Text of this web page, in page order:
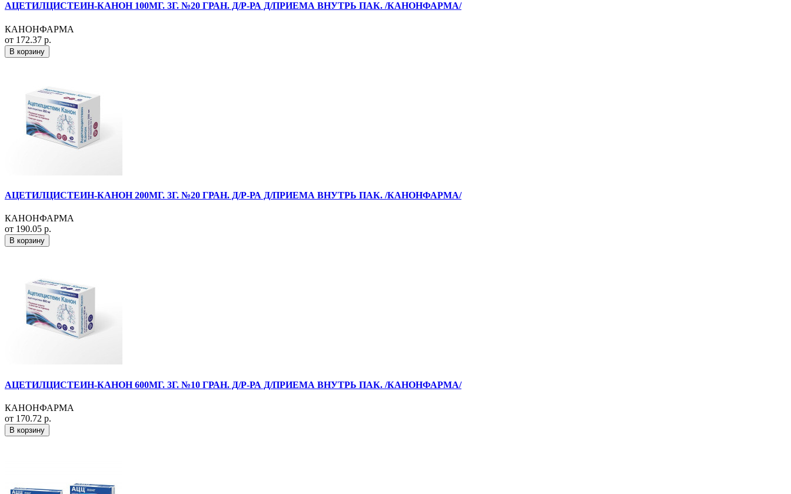
АЦЕТИЛЦИСТЕИН-КАНОН 100МГ. 3Г. №20 ГРАН. Д/Р-РА Д/ПРИЕМА ВНУТРЬ ПАК. /КАНОНФАРМА/
КАНОНФАРМА
от 172.37 р.
В корзину
АЦЕТИЛЦИСТЕИН-КАНОН 200МГ. 3Г. №20 ГРАН. Д/Р-РА Д/ПРИЕМА ВНУТРЬ ПАК. /КАНОНФАРМА/
КАНОНФАРМА
от 190.05 р.
В корзину
АЦЕТИЛЦИСТЕИН-КАНОН 600МГ. 3Г. №10 ГРАН. Д/Р-РА Д/ПРИЕМА ВНУТРЬ ПАК. /КАНОНФАРМА/
КАНОНФАРМА
от 170.72 р.
В корзину